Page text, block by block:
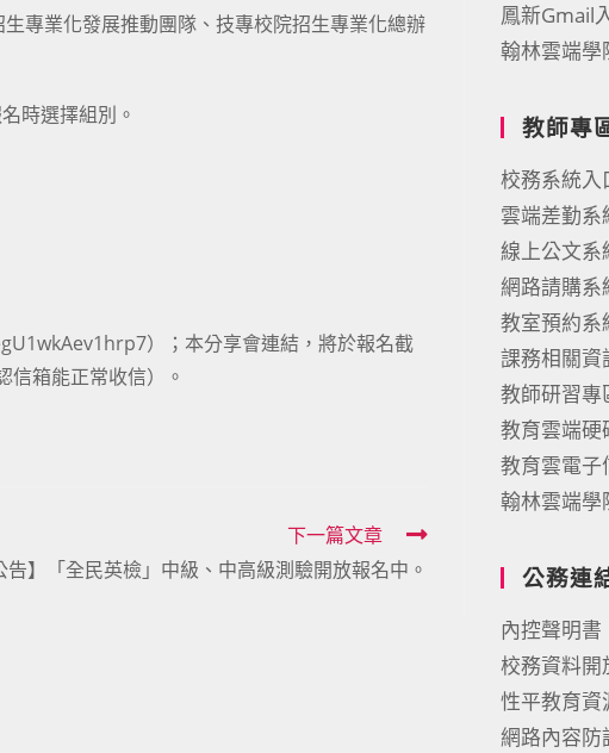
專業化發展推動團隊、技專校院招生專業化總辦
時選擇組別。
）；本分享會連結，將於報名截
信箱能正常收信）。
下一篇文章
告】「全民英檢」中級、中高級測驗開放報名中。
鳳新Gmail
翰林雲端學
教師專
校務系統入
雲端差勤系
線上公文系
網路請購系
教室預約系
課務相關資
教師研習專
教育雲端硬
教育雲電子
翰林雲端學
公務連
內控聲明書
校務資料開
性平教育資
網路內容防